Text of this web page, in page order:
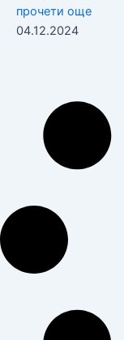
прочети още
04.12.2024